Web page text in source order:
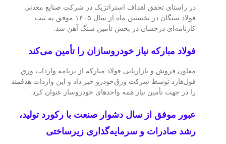
در راستای تحقق اهداف استراتژیک در شرکت صنایع معدنی
فولاد سنگان در نخستین ماه از سال ۱۴۰۵ موفق به ثبت
کارنامه‌ای درخشان در بخش تأمین سنگ آهن شد.
فولاد مبارکه نیاز خودروسازان را تأمین می‌کند
معاون فروش و بازاریابی فولاد مبارکه از برنامه واردات ورق
فول‌هارد توسط شرکت ورق‌خودرو خبر داد و این واردات هدفمند
را در جهت تأمین نیاز همه واحدهای خودروساز عنوان کرد.
عبور موفق از سال دشوار صنعت با رکورد تولید،
رشد صادرات و سرمایه‌گذاری زیرساختی